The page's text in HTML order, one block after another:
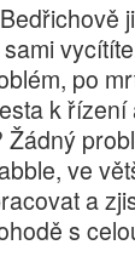
po
k
ve
a
s